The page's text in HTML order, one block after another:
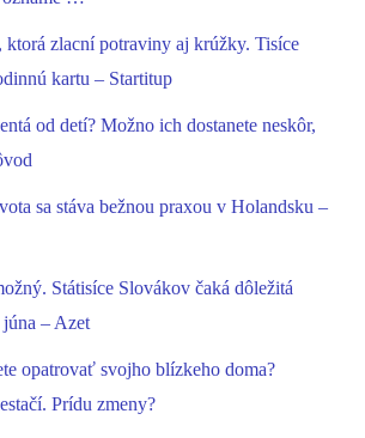
ktorá zlacní potraviny aj krúžky. Tisíce
kartu – Startitup
od detí? Možno ich dostanete neskôr,
sa stáva bežnou praxou v Holandsku –
Státisíce Slovákov čaká dôležitá
– Azet
opatrovať svojho blízkeho doma?
Prídu zmeny?